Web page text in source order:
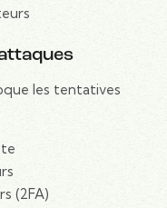
les tentatives
(2FA)